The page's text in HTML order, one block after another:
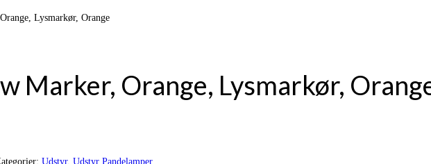
Lysmarkør, Orange
Marker, Orange, Lysmarkør,
Udstyr, Udstyr Pandelamper